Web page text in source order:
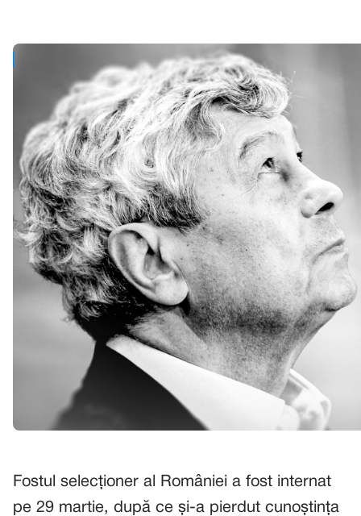
Fostul selecționer al României a fost internat
pe 29 martie, după ce și-a pierdut cunoștința